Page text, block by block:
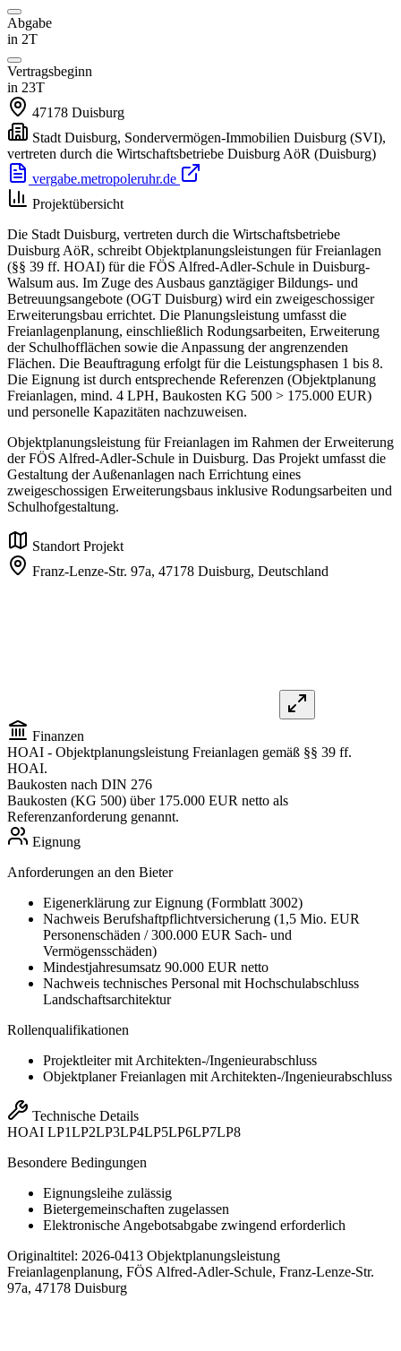
Abgabe
in 2T
Vertragsbeginn
in 23T
47178 Duisburg
Stadt Duisburg, Sondervermögen-Immobilien Duisburg (SVI),
vertreten durch die Wirtschaftsbetriebe Duisburg AöR (Duisburg)
vergabe.metropoleruhr.de
Projektübersicht
Die Stadt Duisburg, vertreten durch die Wirtschaftsbetriebe
Duisburg AöR, schreibt Objektplanungsleistungen für Freianlagen
(§§ 39 ff. HOAI) für die FÖS Alfred-Adler-Schule in Duisburg-
Walsum aus. Im Zuge des Ausbaus ganztägiger Bildungs- und
Betreuungsangebote (OGT Duisburg) wird ein zweigeschossiger
Erweiterungsbau errichtet. Die Planungsleistung umfasst die
Freianlagenplanung, einschließlich Rodungsarbeiten, Erweiterung
der Schulhofflächen sowie die Anpassung der angrenzenden
Flächen. Die Beauftragung erfolgt für die Leistungsphasen 1 bis 8.
Die Eignung ist durch entsprechende Referenzen (Objektplanung
Freianlagen, mind. 4 LPH, Baukosten KG 500 > 175.000 EUR)
und personelle Kapazitäten nachzuweisen.
Objektplanungsleistung für Freianlagen im Rahmen der Erweiterung
der FÖS Alfred-Adler-Schule in Duisburg. Das Projekt umfasst die
Gestaltung der Außenanlagen nach Errichtung eines
zweigeschossigen Erweiterungsbaus inklusive Rodungsarbeiten und
Schulhofgestaltung.
Standort Projekt
Franz-Lenze-Str. 97a, 47178 Duisburg, Deutschland
Finanzen
HOAI - Objektplanungsleistung Freianlagen gemäß §§ 39 ff.
HOAI.
Baukosten nach DIN 276
Baukosten (KG 500) über 175.000 EUR netto als
Referenzanforderung genannt.
Eignung
Anforderungen an den Bieter
Eigenerklärung zur Eignung (Formblatt 3002)
Nachweis Berufshaftpflichtversicherung (1,5 Mio. EUR
Personenschäden / 300.000 EUR Sach- und
Vermögensschäden)
Mindestjahresumsatz 90.000 EUR netto
Nachweis technisches Personal mit Hochschulabschluss
Landschaftsarchitektur
Rollenqualifikationen
Projektleiter mit Architekten-/Ingenieurabschluss
Objektplaner Freianlagen mit Architekten-/Ingenieurabschluss
Technische Details
HOAI LP1LP2LP3LP4LP5LP6LP7LP8
Besondere Bedingungen
Eignungsleihe zulässig
Bietergemeinschaften zugelassen
Elektronische Angebotsabgabe zwingend erforderlich
Originaltitel: 2026-0413 Objektplanungsleistung
Freianlagenplanung, FÖS Alfred-Adler-Schule, Franz-Lenze-Str.
97a, 47178 Duisburg